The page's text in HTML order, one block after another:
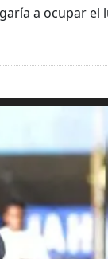
a ocupar el